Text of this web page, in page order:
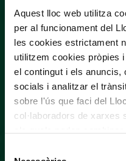
Aquest lloc web utilitza
per al funcionament del
les cookies estrictament
utilitzem cookies pròpies
el contingut i els anuncis,
socials i analitzar el
sobre l'ús que faci del
col·laboradors de xarxes